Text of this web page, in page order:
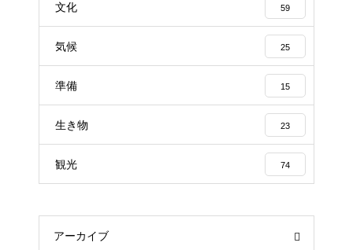
文化 59
気候 25
準備 15
生き物 23
観光 74
アーカイブ